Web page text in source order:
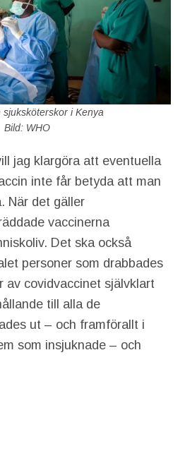
sjuksköterskor i Kenya
Bild: WHO
jag klargöra att eventuella
inte får betyda att man
När det gäller
vaccinerna
Det ska också
personer som drabbades
av covidvaccinet självklart
till alla de
ut – och framförallt i
som insjuknade – och